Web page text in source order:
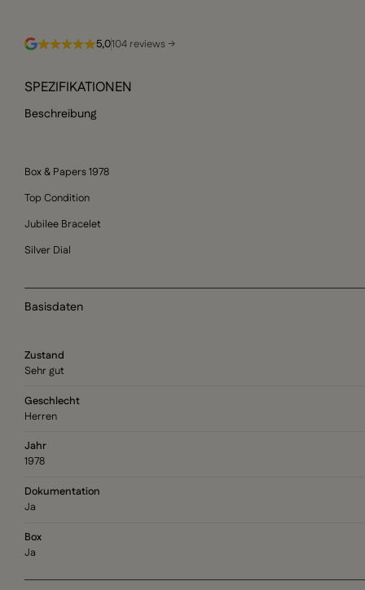
5,0104 reviews →
SPEZIFIKATIONEN
Beschreibung
Box & Papers 1978
Top Condition
Jubilee Bracelet
Silver Dial
Basisdaten
Zustand
Sehr gut
Geschlecht
Herren
Jahr
1978
Dokumentation
Ja
Box
Ja